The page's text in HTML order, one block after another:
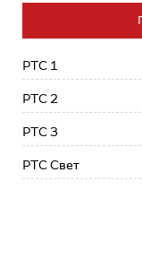
РТС 1
РТС 2
РТС 3
РТС Свет